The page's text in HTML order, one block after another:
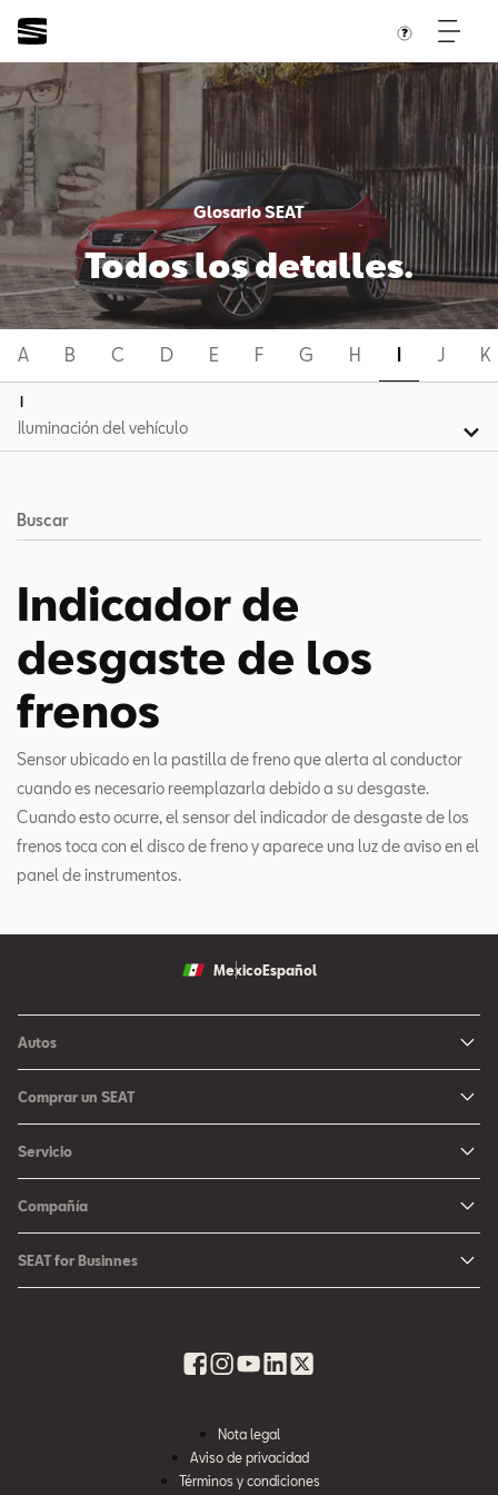
Glosario SEAT
Todos los detalles.
A B C D E F G H I J K
Buscar
Indicador de
desgaste de los
frenos
Sensor ubicado en la pastilla de freno que alerta al conductor
cuando es necesario reemplazarla debido a su desgaste.
Cuando esto ocurre, el sensor del indicador de desgaste de los
frenos toca con el disco de freno y aparece una luz de aviso en el
panel de instrumentos.
MexicoEspañol
Autos
Arona
León
Ateca
Comprar un SEAT
Configurador SEAT
Promociones
Fichas Técnicas
Ubica tu Concesionaria SEAT
SEAT Usados Certificados
Servicio
Campaña Bolsas de Aire
Promociones Servicio SEAT
Seguro de autopartes SEAT
Compañía
Cultura urbana
SEAT for Businnes
Nota legal
Aviso de privacidad
Términos y condiciones